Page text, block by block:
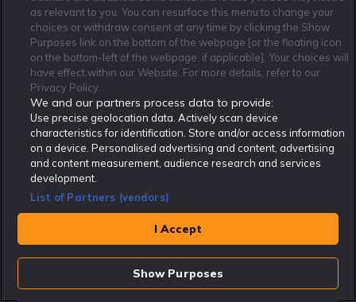
RoK_Bjornen 16:00 8 Aug
Topptipset Tips 8/8 216 kr
Leboff 16:10 8 Aug
V85 Tips Östersund 8/8 1350 kr
Europatipset Tips 9/8
as relevant to you. You can resurface this menu to change your
choices or withdraw consent at any time by clicking the Show
Purposes link on the bottom of the webpage [or the floating icon
on the bottom-left of the webpage, if applicable]. Your choices will
have effect within our Website. For more details, refer to our
Privacy Policy.
We and our partners process data to provide:
Use precise geolocation data. Actively scan device
characteristics for identification. Store and/or access information
on a device. Personalised advertising and content, advertising
and content measurement, audience research and services
development.
List of Partners (vendors)
I Accept
Show Purposes